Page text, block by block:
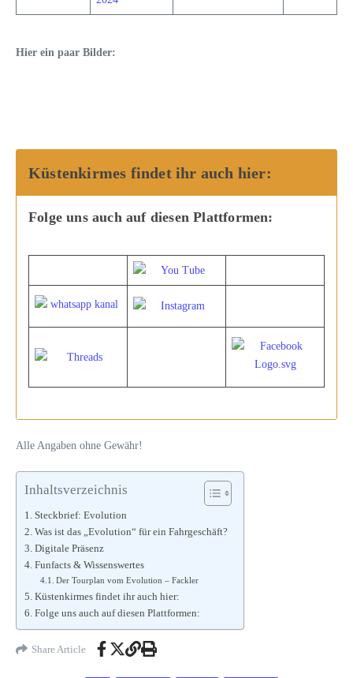
Hier ein paar Bilder:
Küstenkirmes findet ihr auch hier:
Folge uns auch auf diesen Plattformen:
Alle Angaben ohne Gewähr!
Inhaltsverzeichnis
Steckbrief: Evolution
Was ist das „Evolution“ für ein Fahrgeschäft?
Digitale Präsenz
Funfacts & Wissenswertes
Der Tourplan vom Evolution – Fackler
Küstenkirmes findet ihr auch hier:
Folge uns auch auf diesen Plattformen:
Share Article